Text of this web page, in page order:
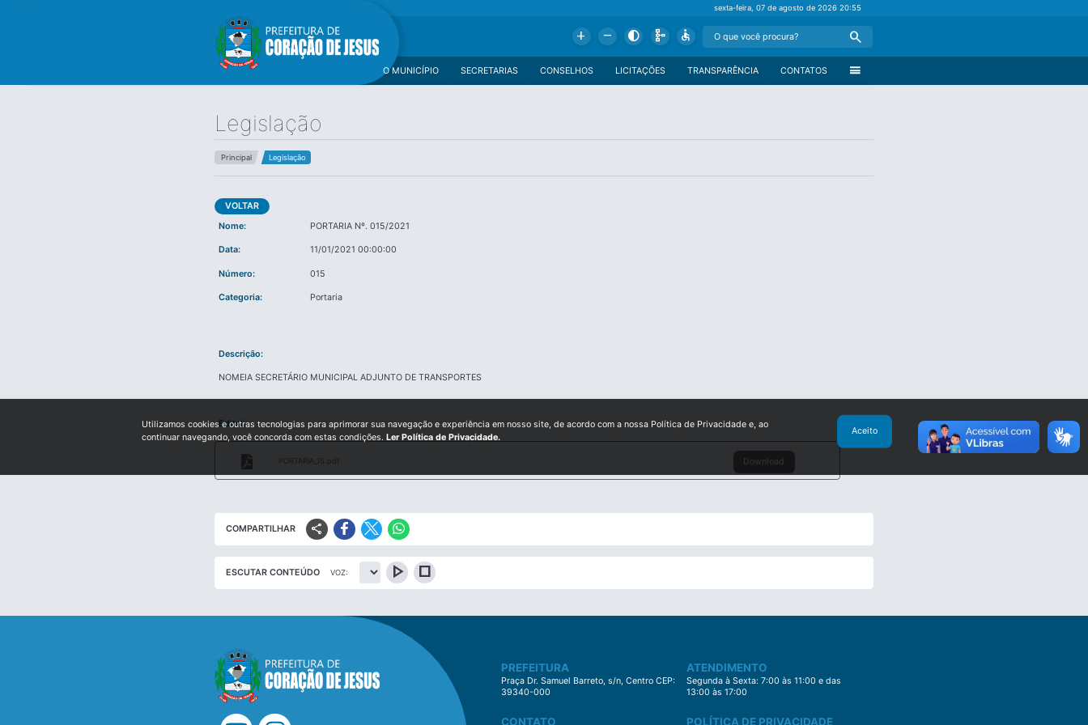
sexta-feira, 07 de agosto de 202620:55
Add Remove Contrast Schema Accessible Search
menu
CONTATOS
TRANSPARÊNCIA
LICITAÇÕES
CONSELHOS
SECRETARIAS
O MUNICÍPIO
Legislação
Principal Legislação
VOLTAR
Nome:
PORTARIA Nº. 015/2021
Data: 11/01/2021 00:00:00
Número: 015
Categoria: Portaria
Descrição:
NOMEIA SECRETÁRIO MUNICIPAL ADJUNTO DE TRANSPORTES
Edital:
PORTARIA_15.pdf Download
COMPARTILHAR share
ESCUTAR CONTEÚDO VOZ: play_arrow stop
PREFEITURA
Praça Dr. Samuel Barreto, s/n, Centro CEP:
39340-000
ATENDIMENTO
Segunda à Sexta: 7:00 às 11:00 e das
13:00 às 17:00
CONTATO POLÍTICA DE PRIVACIDADE
Utilizamos cookies e outras tecnologias para aprimorar sua navegação e experiência em nosso site, de acordo com a nossa Política de Privacidade e, ao
continuar navegando, você concorda com estas condições. Ler Política de Privacidade.
Aceito